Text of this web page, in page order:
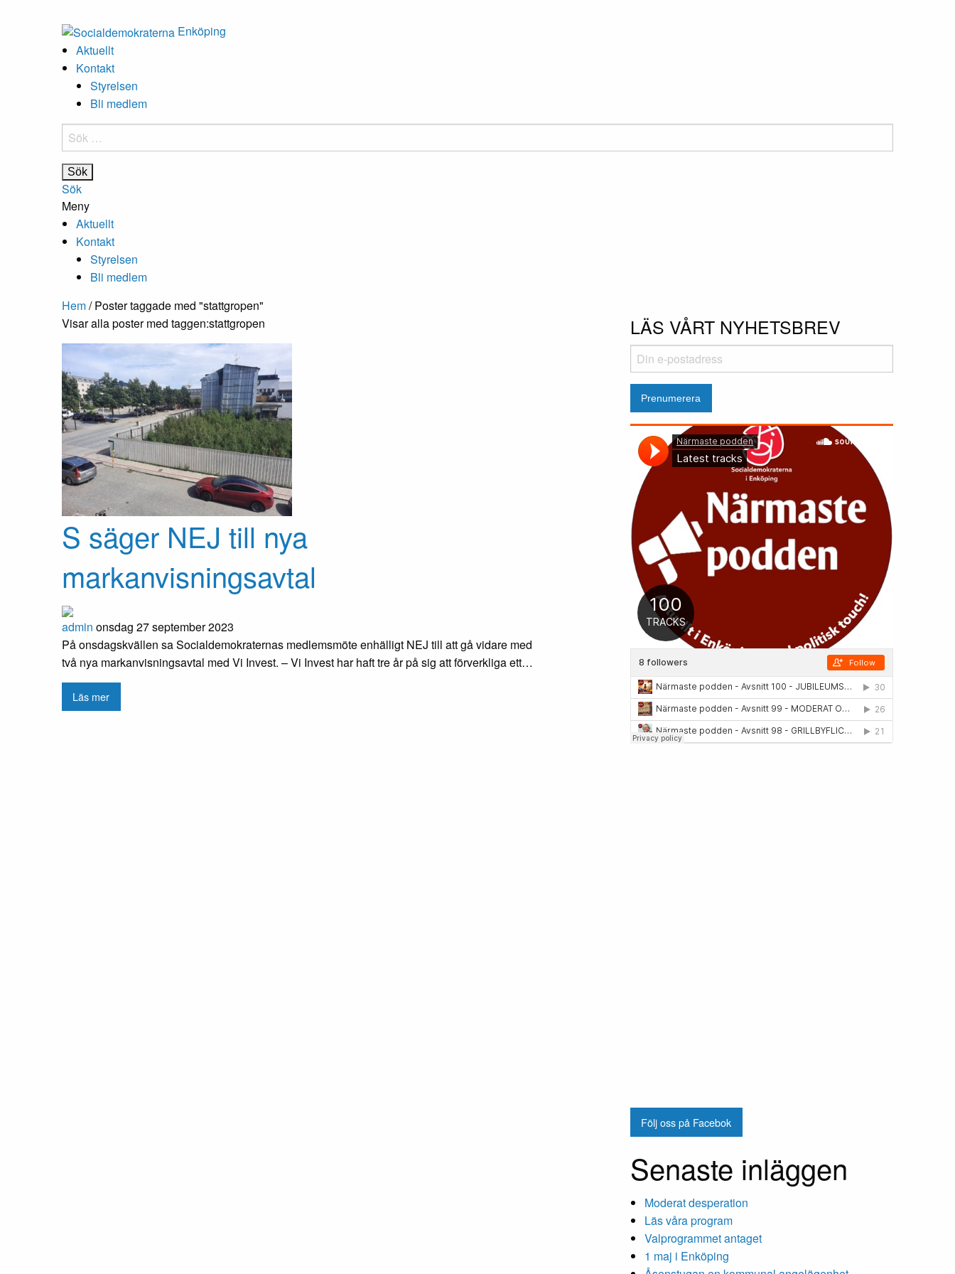
Enköping
Aktuellt
Kontakt
Styrelsen
Bli medlem
Sök
efter:
Sök
Meny
Aktuellt
Kontakt
Styrelsen
Bli medlem
Hem/Poster taggade med "stattgropen"
Visar alla poster med taggen:stattgropen
S säger NEJ till nya
markanvisningsavtal
admin onsdag 27 september 2023
På onsdagskvällen sa Socialdemokraternas medlemsmöte enhälligt NEJ till att gå vidare med
två nya markanvisningsavtal med Vi Invest. – Vi Invest har haft tre år på sig att förverkliga ett…
Läs mer
LÄS VÅRT NYHETSBREV
Följ oss på Facebok
Senaste inläggen
Moderat desperation
Läs våra program
Valprogrammet antaget
1 maj i Enköping